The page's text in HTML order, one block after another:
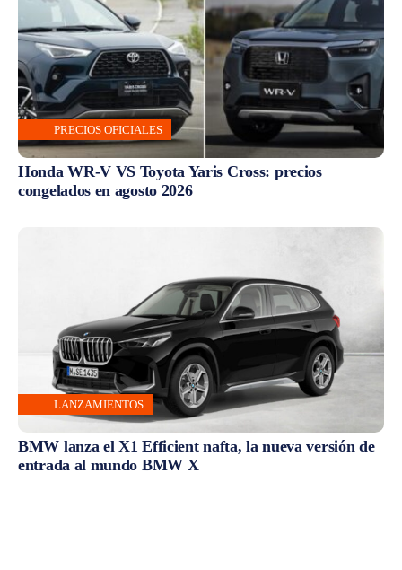
PRECIOS OFICIALES
Honda WR-V VS Toyota Yaris Cross: precios
congelados en agosto 2026
LANZAMIENTOS
BMW lanza el X1 Efficient nafta, la nueva versión de
entrada al mundo BMW X